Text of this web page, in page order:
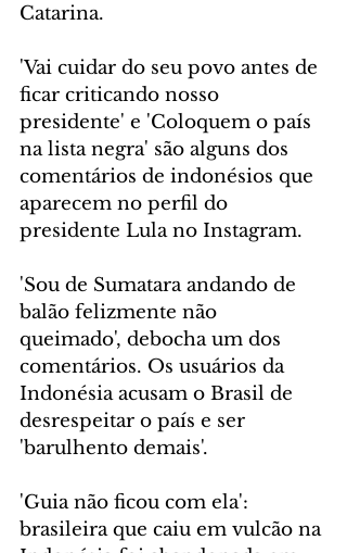
Catarina.
'Vai cuidar do seu povo antes de
ficar criticando nosso
presidente' e 'Coloquem o país
na lista negra' são alguns dos
comentários de indonésios que
aparecem no perfil do
presidente Lula no Instagram.
'Sou de Sumatara andando de
balão felizmente não
queimado', debocha um dos
comentários. Os usuários da
Indonésia acusam o Brasil de
desrespeitar o país e ser
'barulhento demais'.
'Guia não ficou com ela':
brasileira que caiu em vulcão na